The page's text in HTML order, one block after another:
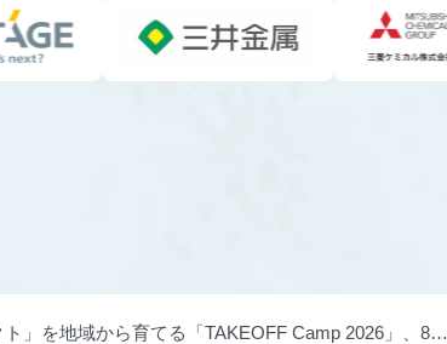
」を地域から育てる「TAKEOFF Camp 2026」、8月